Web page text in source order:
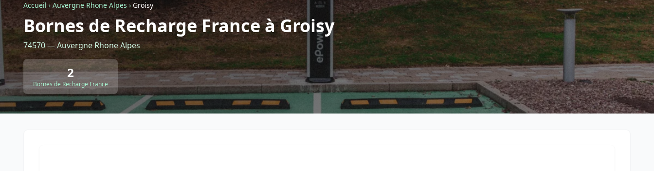
Retour à la liste des métiers
Confidentialité - Service proposé par ViteUnDevis.com-
Accueil › Auvergne Rhone Alpes › Groisy
Bornes de Recharge France à Groisy
74570 — Auvergne Rhone Alpes
2
Bornes de Recharge France